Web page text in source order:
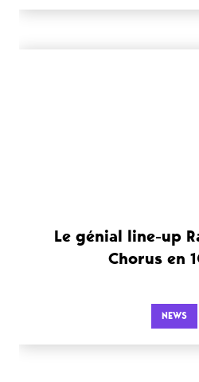
Le génial line-up
Chorus en
NEWS